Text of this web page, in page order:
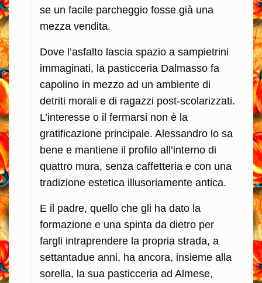
se un facile parcheggio fosse già una
mezza vendita.
Dove l’asfalto lascia spazio a sampietrini
immaginati, la pasticceria Dalmasso fa
capolino in mezzo ad un ambiente di
detriti morali e di ragazzi post-scolarizzati.
L’interesse o il fermarsi non è la
gratificazione principale. Alessandro lo sa
bene e mantiene il profilo all’interno di
quattro mura, senza caffetteria e con una
tradizione estetica illusoriamente antica.
E il padre, quello che gli ha dato la
formazione e una spinta da dietro per
fargli intraprendere la propria strada, a
settantadue anni, ha ancora, insieme alla
sorella, la sua pasticceria ad Almese,